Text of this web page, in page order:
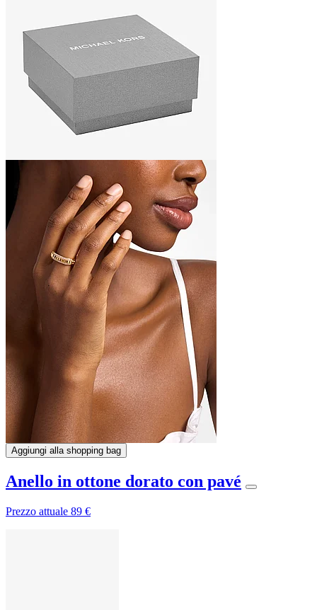
Aggiungi alla shopping bag
Anello in ottone dorato con pavé
Prezzo attuale 89 €